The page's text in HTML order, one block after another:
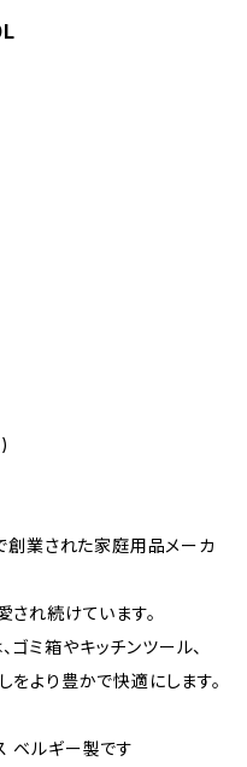
創業された家庭用品メーカ
れ続けています。
ミ箱やキッチンツール、
をより豊かで快適にします。
ベルギー製です